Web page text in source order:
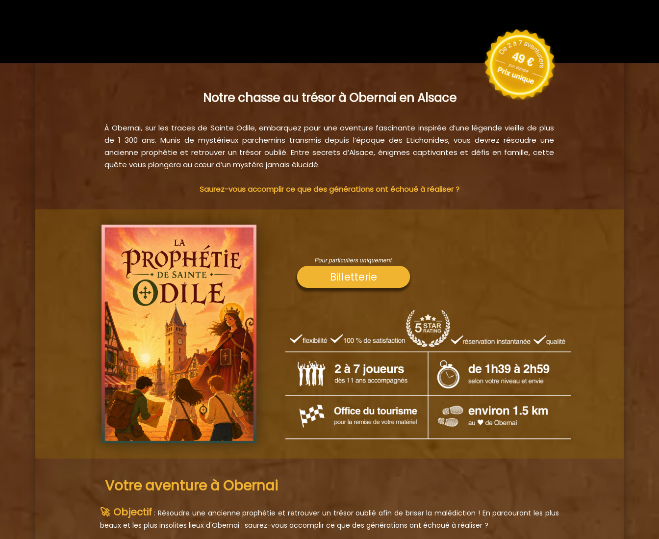
Notre chasse au trésor à Obernai en Alsace
À Obernai, sur les traces de Sainte Odile, embarquez pour une aventure fascinante inspirée d’une légende vieille de plus
de 1 300 ans. Munis de mystérieux parchemins transmis depuis l’époque des Etichonides, vous devrez résoudre une
ancienne prophétie et retrouver un trésor oublié. Entre secrets d’Alsace, énigmes captivantes et défis en famille, cette
quête vous plongera au cœur d’un mystère jamais élucidé.
Saurez-vous accomplir ce que des générations ont échoué à réaliser ?
Pour particuliers uniquement.
Billetterie
Billetterie
.
.
.
.
Votre aventure à Obernai
🚀 Objectif : Résoudre une ancienne prophétie et retrouver un trésor oublié afin de briser la malédiction ! En parcourant les plus
beaux et les plus insolites lieux d'Obernai : saurez-vous accomplir ce que des générations ont échoué à réaliser ?